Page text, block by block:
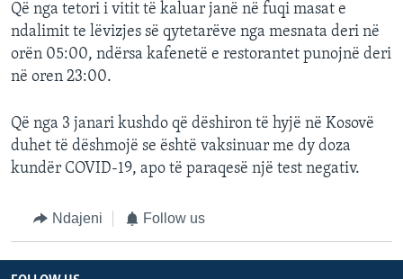
Që nga tetori i vitit të kaluar janë në fuqi masat e
ndalimit te lëvizjes së qytetarëve nga mesnata deri në
orën 05:00, ndërsa kafenetë e restorantet punojnë deri
në oren 23:00.
Që nga 3 janari kushdo që dëshiron të hyjë në Kosovë
duhet të dëshmojë se është vaksinuar me dy doza
kundër COVID-19, apo të paraqesë një test negativ.
Ndajeni Follow us